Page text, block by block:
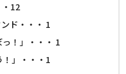
12
ド・・・ 1
！」・・・ 1
！」・・・1